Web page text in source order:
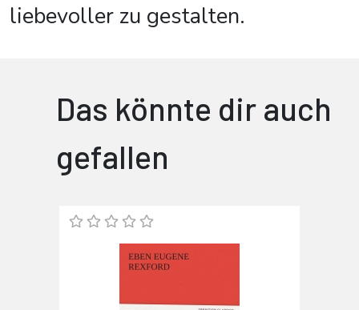
liebevoller zu gestalten.
Das könnte dir auch
gefallen